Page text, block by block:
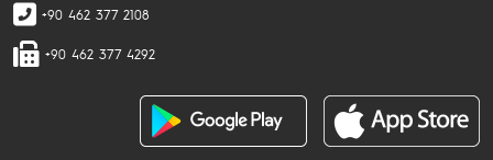
+90 462 377 2108
+90 462 377 4292